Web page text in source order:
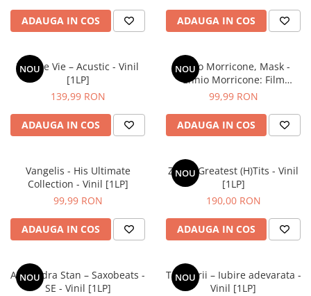
ADAUGA IN COS ADAUGA IN COS
NOU
Vita De Vie – Acustic - Vinil
[1LP]
139,99 RON
ADAUGA IN COS
NOU
Ennio Morricone, Mask -
Ennio Morricone: Film
Maestro - Vinil [1LP]
99,99 RON
ADAUGA IN COS
Vangelis - His Ultimate
Collection - Vinil [1LP]
99,99 RON
ADAUGA IN COS
NOU
ZOB – Greatest (H)Tits - Vinil
[1LP]
190,00 RON
ADAUGA IN COS
NOU
Alexandra Stan – Saxobeats -
SE - Vinil [1LP]
NOU
Tapinarii – Iubire adevarata -
Vinil [1LP]